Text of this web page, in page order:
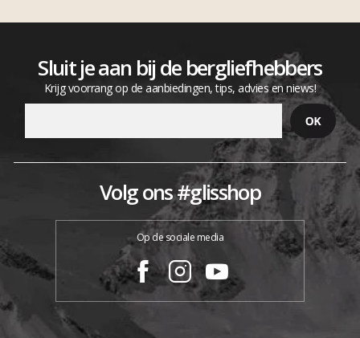
Sluit je aan bij de bergliefhebbers
Krijg voorrang op de aanbiedingen, tips, advies en niews!
Volg ons #glisshop
Op de sociale media